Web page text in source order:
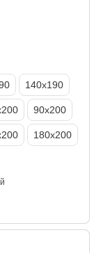
140х190
90х200
180х200